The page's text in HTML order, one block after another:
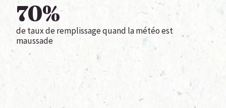
de taux de remplissage quand la météo est
maussade
70%